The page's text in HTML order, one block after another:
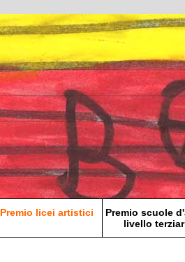
Premio licei artistici
Premio scuole
livello